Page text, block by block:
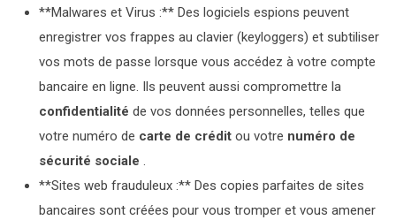
**Malwares et Virus :** Des logiciels espions peuvent
enregistrer vos frappes au clavier (keyloggers) et subtiliser
vos mots de passe lorsque vous accédez à votre compte
bancaire en ligne. Ils peuvent aussi compromettre la
confidentialité de vos données personnelles, telles que
votre numéro de carte de crédit ou votre numéro de
sécurité sociale .
**Sites web frauduleux :** Des copies parfaites de sites
bancaires sont créées pour vous tromper et vous amener